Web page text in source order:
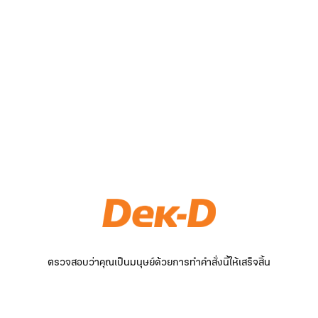
ตรวจสอบว่าคุณเป็นมนุษย์ด้วยการทำคำสั่งนี้ให้เสร็จสิ้น